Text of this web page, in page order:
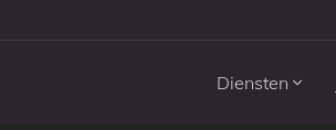
Diensten